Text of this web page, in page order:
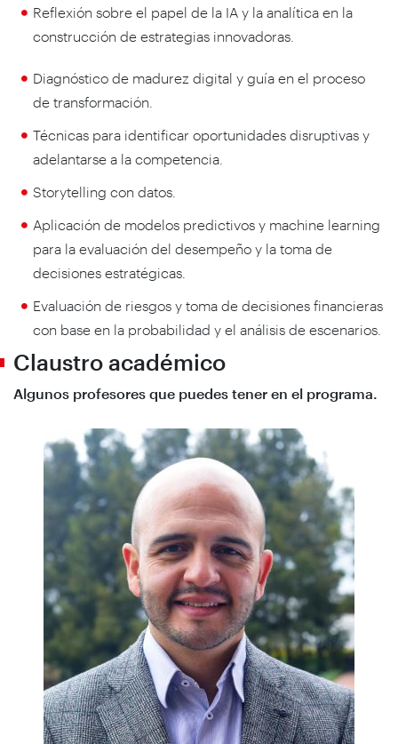
Reflexión sobre el papel de la IA y la analítica en la
construcción de estrategias innovadoras.
Diagnóstico de madurez digital y guía en el proceso
de transformación.
Técnicas para identificar oportunidades disruptivas y
adelantarse a la competencia.
Storytelling con datos.
Aplicación de modelos predictivos y machine learning
para la evaluación del desempeño y la toma de
decisiones estratégicas.
Evaluación de riesgos y toma de decisiones financieras
con base en la probabilidad y el análisis de escenarios.
Claustro académico
Algunos profesores que puedes tener en el programa.